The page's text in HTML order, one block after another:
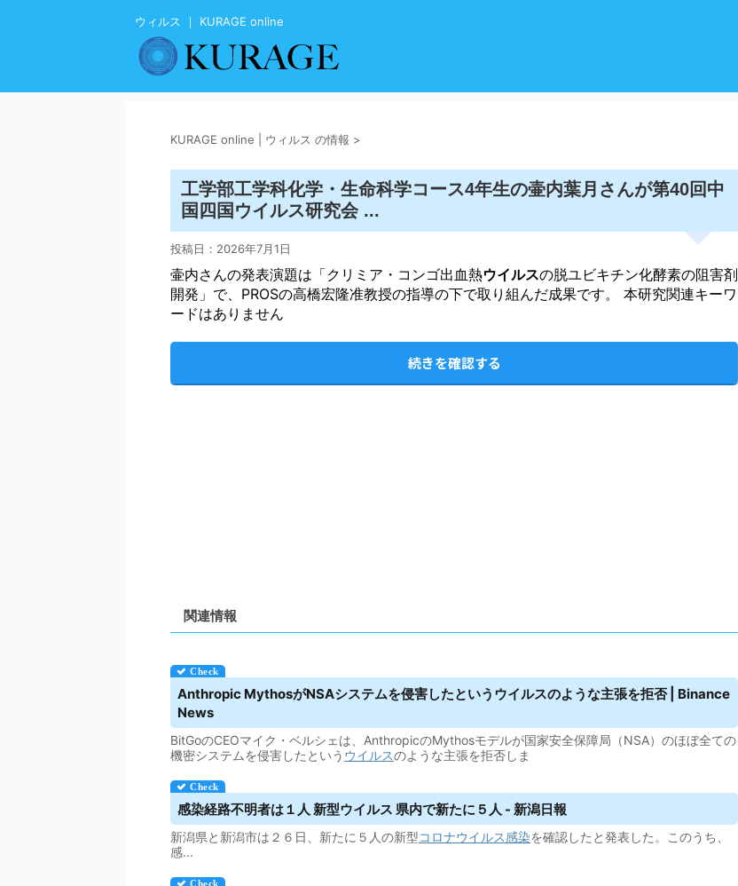
ウィルス ｜ KURAGE online
KURAGE online | ウィルス の情報 >
工学部工学科化学・生命科学コース4年生の壷内葉月さんが第40回中
国四国 ウイルス研究会 ...
投稿日： 2026年7月1日
壷内さんの発表演題は「クリミア・コンゴ出血熱ウイルスの脱ユビキチン化酵素の阻害剤
開発」で、PROSの高橋宏隆准教授の指導の下で取り組んだ成果です。 本研究関連キーワ
ードはありません
続きを確認する
関連情報
Anthropic MythosがNSAシステムを侵害したという ウイルスのような主張を拒否 | Binance
News
BitGoのCEOマイク・ベルシェは、AnthropicのMythosモデルが国家安全保障局（NSA）のほぼ全ての
機密システムを侵害したという ウイルスのような主張を拒否しま
感染経路不明者は１人 新型ウイルス 県内で新たに５人 - 新潟日報
新潟県と新潟市は２６日、新たに５人の新型コロナウイルス感染を確認したと発表した。このうち、
感...